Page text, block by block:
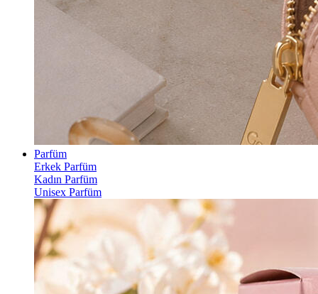
Parfüm
Erkek Parfüm
Kadın Parfüm
Unisex Parfüm